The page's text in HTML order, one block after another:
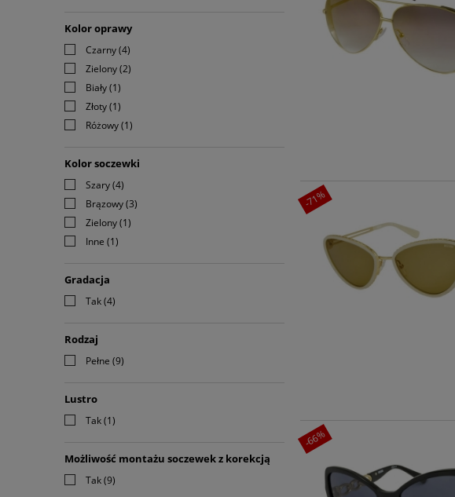
Kolor oprawy
Czarny(4)
Zielony(2)
Biały(1)
Złoty(1)
Różowy(1)
Kolor soczewki
Szary(4)
Brązowy(3)
Zielony(1)
Inne (1)
Gradacja
Tak(4)
Rodzaj
Pełne (9)
Lustro
Tak(1)
Możliwość montażu soczewek z korekcją
Tak(9)
-71%
-66%